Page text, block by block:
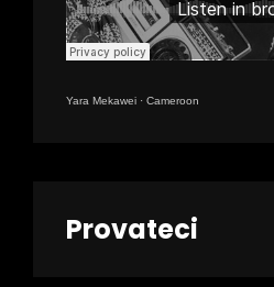
Yara Mekawei · Cameroon
Provateci